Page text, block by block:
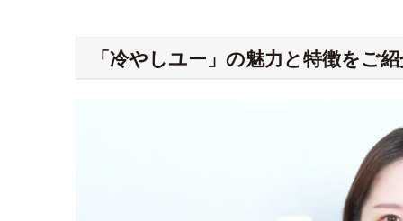
「冷やしユー」の魅力と特徴をご